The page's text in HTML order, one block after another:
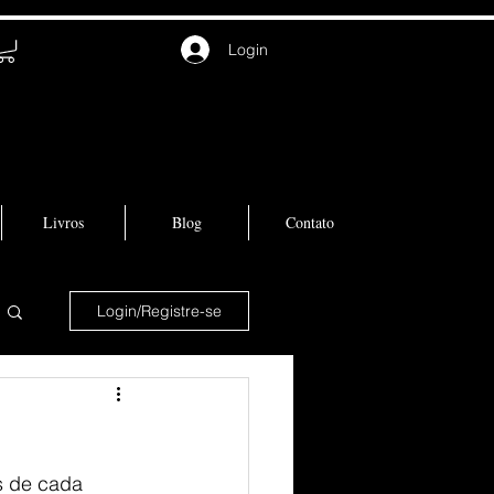
Login
Livros Blog Contato
Login/Registre-se
de cada